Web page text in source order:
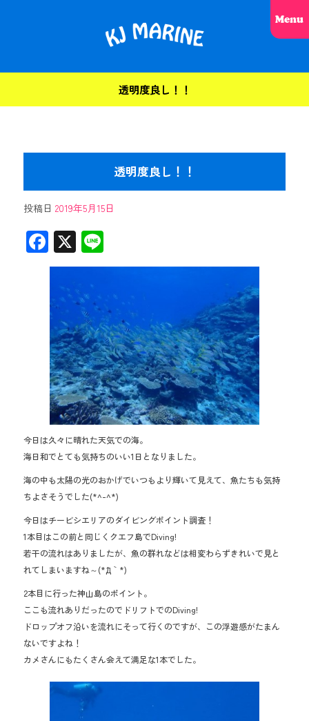
透明度良し！！
透明度良し！！
投稿日 2019年5月15日
F
ac
b
o
ok
X Li
ne
今日は久々に晴れた天気での海。
海日和でとても気持ちのいい1日となりました。
海の中も太陽の光のおかげでいつもより輝いて見えて、魚たちも気持
ちよさそうでした(*^-^*)
今日はチービシエリアのダイビングポイント調査！
1本目はこの前と同じくクエフ島でDiving!
若干の流れはありましたが、魚の群れなどは相変わらずきれいで見と
れてしまいますね～(*´Д｀*)
2本目に行った神山島のポイント。
ここも流れありだったのでドリフトでのDiving!
ドロップオフ沿いを流れにそって行くのですが、この浮遊感がたまん
ないですよね！
カメさんにもたくさん会えて満足な1本でした。